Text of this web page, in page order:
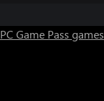
PC Game Pass games